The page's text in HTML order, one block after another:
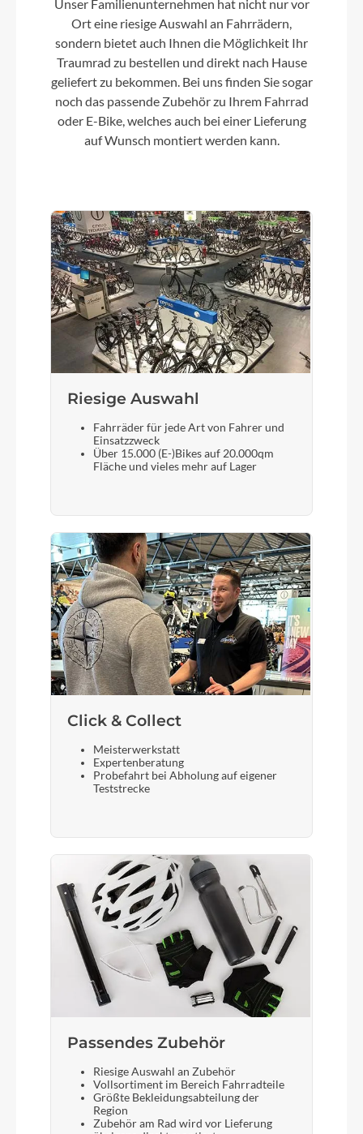
Unser Familienunternehmen hat nicht nur vor
Ort eine riesige Auswahl an Fahrrädern,
sondern bietet auch Ihnen die Möglichkeit Ihr
Traumrad zu bestellen und direkt nach Hause
geliefert zu bekommen. Bei uns finden Sie sogar
noch das passende Zubehör zu Ihrem Fahrrad
oder E-Bike, welches auch bei einer Lieferung
auf Wunsch montiert werden kann.
Riesige Auswahl
Fahrräder für jede Art von Fahrer und
Einsatzzweck
Über 15.000 (E-)Bikes auf 20.000qm
Fläche und vieles mehr auf Lager
Click & Collect
Meisterwerkstatt
Expertenberatung
Probefahrt bei Abholung auf eigener
Teststrecke
Passendes Zubehör
Riesige Auswahl an Zubehör
Vollsortiment im Bereich Fahrradteile
Größte Bekleidungsabteilung der
Region
Zubehör am Rad wird vor Lieferung